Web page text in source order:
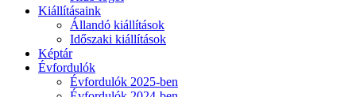
Kiállításaink
Állandó kiállítások
Időszaki kiállítások
Képtár
Évfordulók
Évfordulók 2025-ben